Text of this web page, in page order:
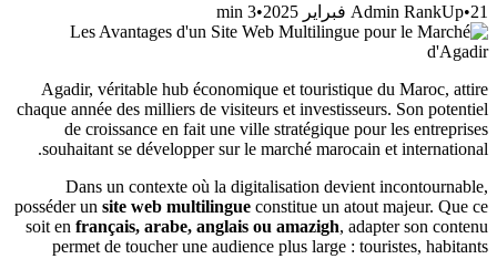
Admin RankUp•21 فبراير 2025 •
3
Agadir, véritable hub économique et touristique du Maroc, attire
chaque année des milliers de visiteurs et investisseurs. Son potentiel
de croissance en fait une ville stratégique pour les entreprises
souhaitant se développer sur le marché marocain et international.
Dans un contexte où la digitalisation devient incontournable,
posséder un site web multilingue constitue un atout majeur. Que ce
soit en français, arabe, anglais ou amazigh, adapter son contenu
permet de toucher une audience plus large : touristes, habitants